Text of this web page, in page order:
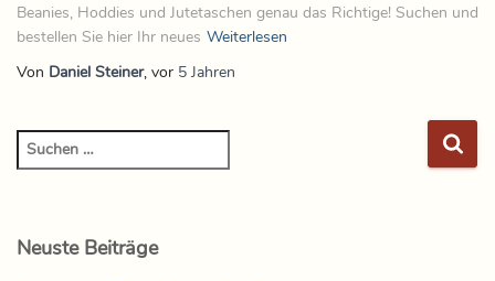
Beanies, Hoddies und Jutetaschen genau das Richtige! Suchen und
bestellen Sie hier Ihr neues Weiterlesen
Von Daniel Steiner, vor 5 Jahren
Neuste Beiträge